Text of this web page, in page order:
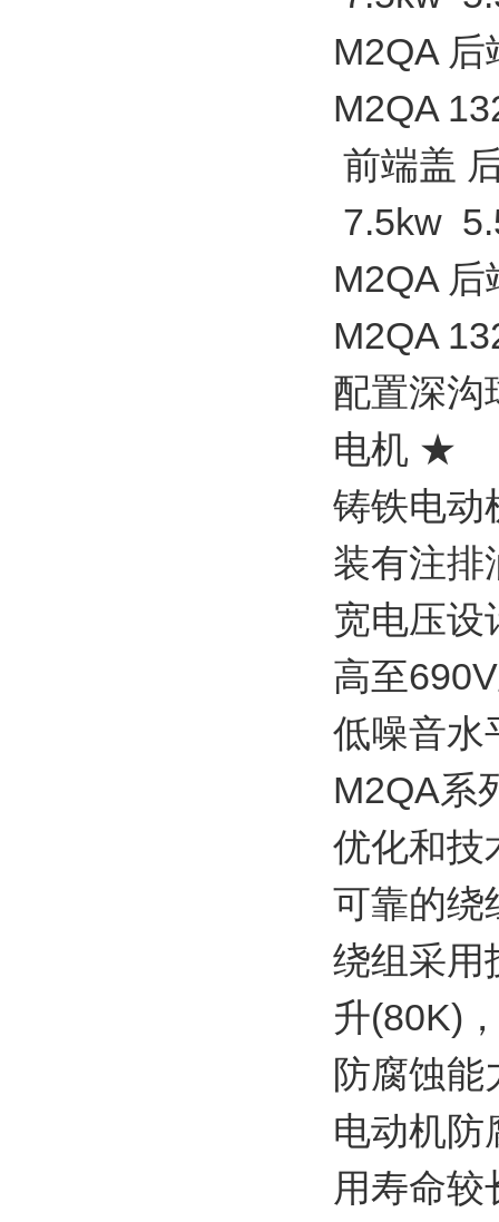
M2QA
M2QA
前端盖
7.5kw
M2QA
M2QA
配置深沟
电机 ★
铸铁电动
装有注排
宽电压设
高至
低噪音水
M2QA系
优化和技
可靠的绕
绕组采用
升(80K)
防腐蚀能
电动机防
用寿命较